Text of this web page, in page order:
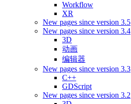
Workflow
XR
New pages since version 3.5
New pages since version 3.4
3D
动画
编辑器
New pages since version 3.3
C++
GDScript
New pages since version 3.2